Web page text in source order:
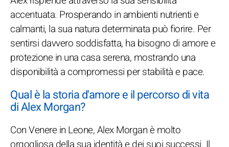
accentuata. Prosperando in ambienti nutrienti e
calmanti, la sua natura determinata può fiorire. Per
sentirsi davvero soddisfatta, ha bisogno di amore e
protezione in una casa serena, mostrando una
disponibilità a compromessi per stabilità e pace.
Qual è la storia d'amore e il percorso di vita
di Alex Morgan?
Con Venere in Leone, Alex Morgan è molto